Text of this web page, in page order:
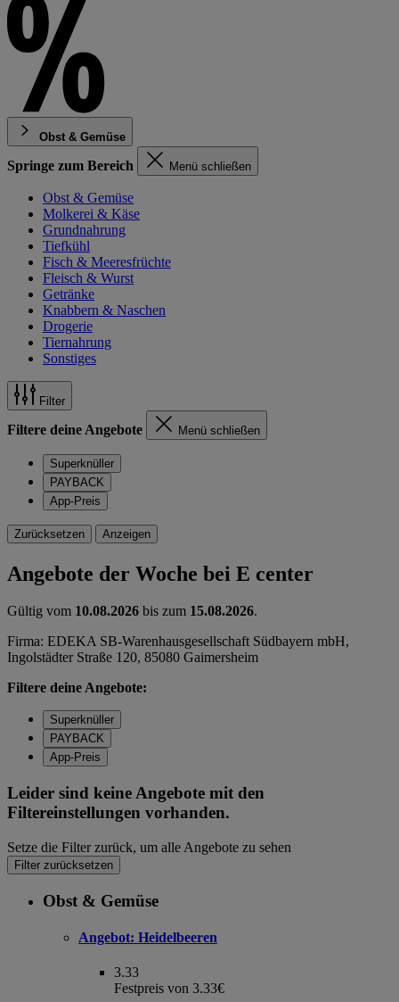
Obst & Gemüse
Springe zum Bereich Menü schließen
Obst & Gemüse
Molkerei & Käse
Grundnahrung
Tiefkühl
Fisch & Meeresfrüchte
Fleisch & Wurst
Getränke
Knabbern & Naschen
Drogerie
Tiernahrung
Sonstiges
Filter
Filtere deine Angebote Menü schließen
Superknüller
PAYBACK
App-Preis
Zurücksetzen Anzeigen
Angebote der Woche bei E center
Gültig vom 10.08.2026 bis zum 15.08.2026.
Firma: EDEKA SB-Warenhausgesellschaft Südbayern mbH,
Ingolstädter Straße 120, 85080 Gaimersheim
Filtere deine Angebote:
Superknüller
PAYBACK
App-Preis
Leider sind keine Angebote mit den
Filtereinstellungen vorhanden.
Setze die Filter zurück, um alle Angebote zu sehen
Filter zurücksetzen
Obst & Gemüse
Angebot: Heidelbeeren
3.33
Festpreis von 3.33€